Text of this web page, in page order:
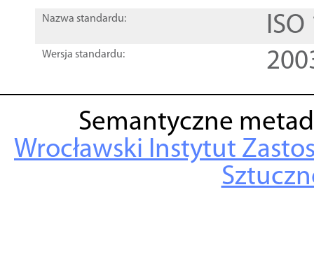
Nazwa standardu:
Wersja standardu:
Semantyczne
Wrocławski Instytut